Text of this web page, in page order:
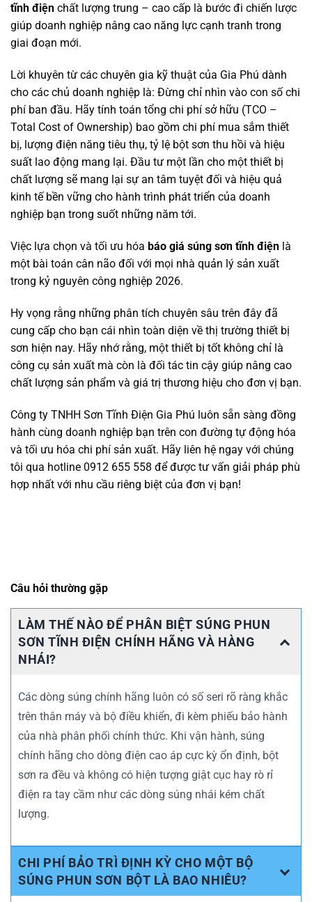
tĩnh điện chất lượng trung – cao cấp là bước đi chiến lược
giúp doanh nghiệp nâng cao năng lực cạnh tranh trong
giai đoạn mới.
Lời khuyên từ các chuyên gia kỹ thuật của Gia Phú dành
cho các chủ doanh nghiệp là: Đừng chỉ nhìn vào con số chi
phí ban đầu. Hãy tính toán tổng chi phí sở hữu (TCO –
Total Cost of Ownership) bao gồm chi phí mua sắm thiết
bị, lượng điện năng tiêu thụ, tỷ lệ bột sơn thu hồi và hiệu
suất lao động mang lại. Đầu tư một lần cho một thiết bị
chất lượng sẽ mang lại sự an tâm tuyệt đối và hiệu quả
kinh tế bền vững cho hành trình phát triển của doanh
nghiệp bạn trong suốt những năm tới.
Việc lựa chọn và tối ưu hóa báo giá súng sơn tĩnh điện là
một bài toán cân não đối với mọi nhà quản lý sản xuất
trong kỷ nguyên công nghiệp 2026.
Hy vọng rằng những phân tích chuyên sâu trên đây đã
cung cấp cho bạn cái nhìn toàn diện về thị trường thiết bị
sơn hiện nay. Hãy nhớ rằng, một thiết bị tốt không chỉ là
công cụ sản xuất mà còn là đối tác tin cậy giúp nâng cao
chất lượng sản phẩm và giá trị thương hiệu cho đơn vị bạn.
Công ty TNHH Sơn Tĩnh Điện Gia Phú luôn sẵn sàng đồng
hành cùng doanh nghiệp bạn trên con đường tự động hóa
và tối ưu hóa chi phí sản xuất. Hãy liên hệ ngay với chúng
tôi qua hotline 0912 655 558 để được tư vấn giải pháp phù
hợp nhất với nhu cầu riêng biệt của đơn vị bạn!
Câu hỏi thường gặp
LÀM THẾ NÀO ĐỂ PHÂN BIỆT SÚNG PHUN
SƠN TĨNH ĐIỆN CHÍNH HÃNG VÀ HÀNG
NHÁI?
Các dòng súng chính hãng luôn có số seri rõ ràng khắc
trên thân máy và bộ điều khiển, đi kèm phiếu bảo hành
của nhà phân phối chính thức. Khi vận hành, súng
chính hãng cho dòng điện cao áp cực kỳ ổn định, bột
sơn ra đều và không có hiện tượng giật cục hay rò rỉ
điện ra tay cầm như các dòng súng nhái kém chất
lượng.
CHI PHÍ BẢO TRÌ ĐỊNH KỲ CHO MỘT BỘ
SÚNG PHUN SƠN BỘT LÀ BAO NHIÊU?